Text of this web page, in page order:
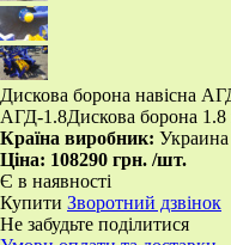
​Дискова борона навісна
АГД-1.8 ​Дискова борона 1.8
Країна виробник: Украина
Ціна: 108290 грн. /шт.
Є в наявності
Купити Зворотний дзвінок
Не забудьте поділитися